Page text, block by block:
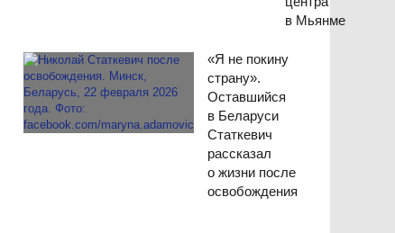
в Мьянме
«Я не покину
страну».
Оставшийся
в Беларуси
Статкевич
рассказал
о жизни после
освобождения